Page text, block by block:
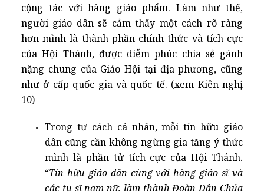
cộng tác với hàng giáo phẩm. Làm như thế,
người giáo dân sẽ cảm thấy một cách rõ ràng
hơn mình là thành phần chính thức và tích cực
của Hội Thánh, được diễm phúc chia sẻ gánh
nặng chung của Giáo Hội tại địa phương, cũng
như ở cấp quốc gia và quốc tế. (xem Kiên nghị
10)
Trong tư cách cá nhân, mỗi tín hữu giáo
dân cũng cần không ngừng gia tăng ý thức
mình là phần tử tích cực của Hội Thánh.
“Tín hữu giáo dân cùng với hàng giáo sĩ và
các tu sĩ nam nữ, làm thành Đoàn Dân Chúa